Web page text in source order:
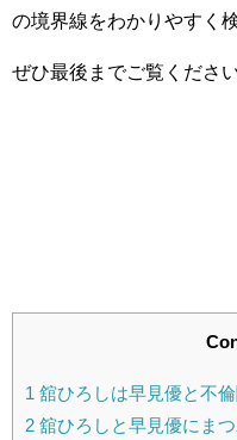
の境界線をわかりやすく
ぜひ最後までご覧くださ
1 舘ひろしは早見優と不
2 舘ひろしと早見優にま